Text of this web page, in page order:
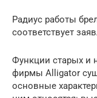
Радиус работы
соответствует
Функции старых и
фирмы Alligator
основные